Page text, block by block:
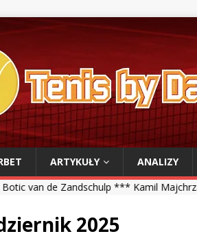
ARTYKUŁY ANALIZY
*** Kamil Majchrzak 4-6, 4-6 Gael
2025